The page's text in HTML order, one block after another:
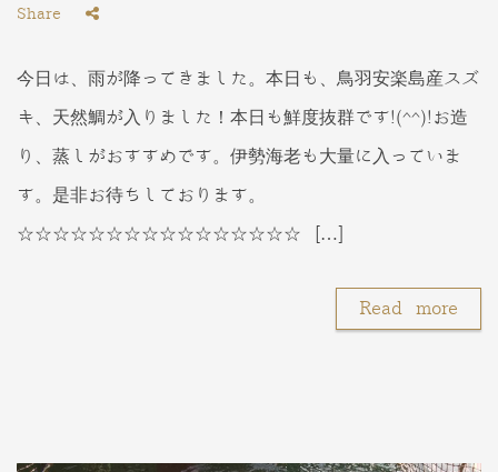
Share
今日は、雨が降ってきました。本日も、鳥羽安楽島産スズ
キ、天然鯛が入りました！本日も鮮度抜群です!(^^)!お造
り、蒸しがおすすめです。伊勢海老も大量に入っていま
す。是非お待ちしております。
☆☆☆☆☆☆☆☆☆☆☆☆☆☆☆☆ […]
Read more